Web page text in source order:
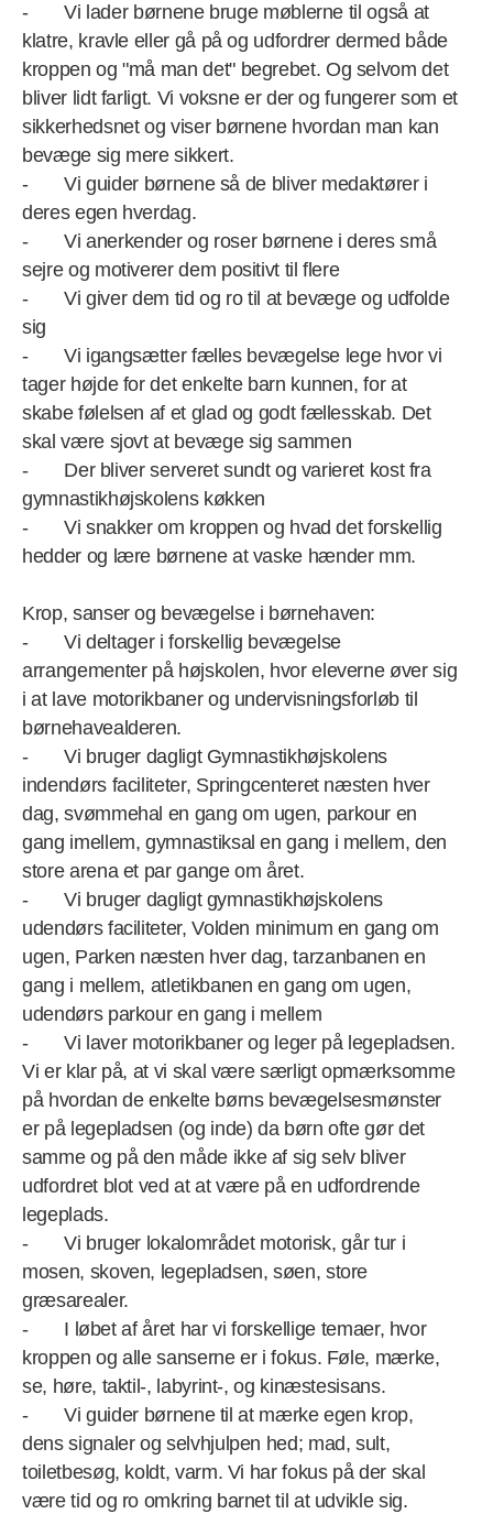
- Vi lader børnene bruge møblerne til også at
klatre, kravle eller gå på og udfordrer dermed både
kroppen og "må man det" begrebet. Og selvom det
bliver lidt farligt. Vi voksne er der og fungerer som et
sikkerhedsnet og viser børnene hvordan man kan
bevæge sig mere sikkert.
- Vi guider børnene så de bliver medaktører i
deres egen hverdag.
- Vi anerkender og roser børnene i deres små
sejre og motiverer dem positivt til flere
- Vi giver dem tid og ro til at bevæge og udfolde
sig
- Vi igangsætter fælles bevægelse lege hvor vi
tager højde for det enkelte barn kunnen, for at
skabe følelsen af et glad og godt fællesskab. Det
skal være sjovt at bevæge sig sammen
- Der bliver serveret sundt og varieret kost fra
gymnastikhøjskolens køkken
- Vi snakker om kroppen og hvad det forskellig
hedder og lære børnene at vaske hænder mm.
Krop, sanser og bevægelse i børnehaven:
- Vi deltager i forskellig bevægelse
arrangementer på højskolen, hvor eleverne øver sig
i at lave motorikbaner og undervisningsforløb til
børnehavealderen.
- Vi bruger dagligt Gymnastikhøjskolens
indendørs faciliteter, Springcenteret næsten hver
dag, svømmehal en gang om ugen, parkour en
gang imellem, gymnastiksal en gang i mellem, den
store arena et par gange om året.
- Vi bruger dagligt gymnastikhøjskolens
udendørs faciliteter, Volden minimum en gang om
ugen, Parken næsten hver dag, tarzanbanen en
gang i mellem, atletikbanen en gang om ugen,
udendørs parkour en gang i mellem
- Vi laver motorikbaner og leger på legepladsen.
Vi er klar på, at vi skal være særligt opmærksomme
på hvordan de enkelte børns bevægelsesmønster
er på legepladsen (og inde) da børn ofte gør det
samme og på den måde ikke af sig selv bliver
udfordret blot ved at at være på en udfordrende
legeplads.
- Vi bruger lokalområdet motorisk, går tur i
mosen, skoven, legepladsen, søen, store
græsarealer.
- I løbet af året har vi forskellige temaer, hvor
kroppen og alle sanserne er i fokus. Føle, mærke,
se, høre, taktil-, labyrint-, og kinæstesisans.
- Vi guider børnene til at mærke egen krop,
dens signaler og selvhjulpen hed; mad, sult,
toiletbesøg, koldt, varm. Vi har fokus på der skal
være tid og ro omkring barnet til at udvikle sig.